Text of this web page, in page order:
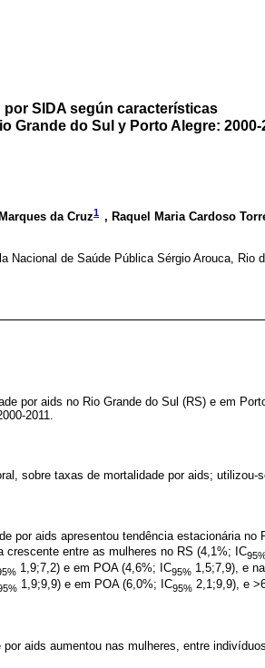
SIDA según características
Grande do Sul y Porto Alegre: 2000-
da Cruz1 , Raquel Maria Cardoso
Nacional de Saúde Pública Sérgio Arouca, Rio
por aids no Rio Grande do Sul (RS) e em
2011.
sobre taxas de mortalidade por aids; utilizou-
por aids apresentou tendência estacionária no
crescente entre as mulheres no RS (4,1%; IC
1,9;7,2) e em POA (4,6%; IC95% 1,5;7,9), e
1,9;9,9) e em POA (6,0%; IC95% 2,1;9,9), e
aids aumentou nas mulheres, entre